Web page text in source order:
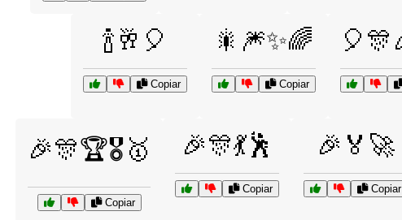
🍾🥂🎈
Copiar
🎇🎆✨🌈
Copiar
🎉🎊🏆🎖️🥇
Copiar
🎉🎊💃🕺
Copiar
🎉🏅🚀
Copiar